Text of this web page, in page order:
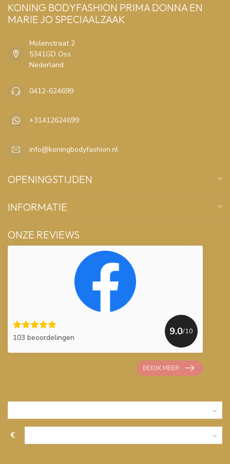
KONING BODYFASHION PRIMA DONNA EN
MARIE JO SPECIAALZAAK
Molenstraat 2
5341GD Oss
Nederland
0412-624699
+31412624699
info@koningbodyfashion.nl
OPENINGSTIJDEN
INFORMATIE
ONZE REVIEWS
103 beoordelingen
9.0/10
BEKIJK MEER
€